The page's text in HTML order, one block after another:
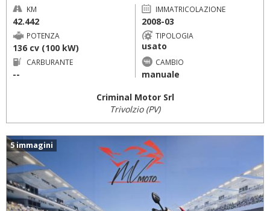
KM
42.442
IMMATRICOLAZIONE
2008-03
POTENZA
136 cv (100 kW)
TIPOLOGIA
usato
CARBURANTE
--
CAMBIO
manuale
Criminal Motor Srl
Trivolzio (PV)
5 immagini